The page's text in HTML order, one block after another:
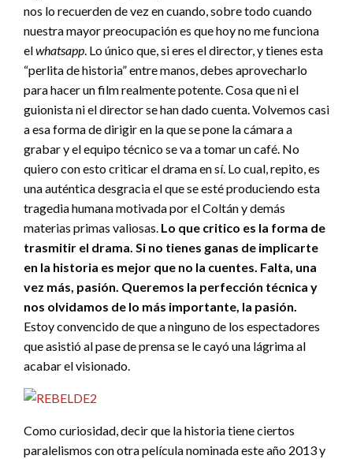
nos lo recuerden de vez en cuando, sobre todo cuando
nuestra mayor preocupación es que hoy no me funciona
elwhatsapp. Lo único que, si eres el director, y tienes esta
“perlita de historia” entre manos, debes aprovecharlo
para hacer un film realmente potente. Cosa que ni el
guionista ni el director se han dado cuenta. Volvemos casi
a esa forma de dirigir en la que se pone la cámara a
grabar y el equipo técnico se va a tomar un café. No
quiero con esto criticar el drama en sí. Lo cual, repito, es
una auténtica desgracia el que se esté produciendo esta
tragedia humana motivada por el Coltán y demás
materias primas valiosas. Lo que critico es la forma de
trasmitir el drama. Si no tienes ganas de implicarte
en la historia es mejor que no la cuentes. Falta, una
vez más, pasión. Queremos la perfección técnica y
nos olvidamos de lo más importante, la pasión.
Estoy convencido de que a ninguno de los espectadores
que asistió al pase de prensa se le cayó una lágrima al
acabar el visionado.
Como curiosidad, decir que la historia tiene ciertos
paralelismos con otra película nominada este año 2013 y